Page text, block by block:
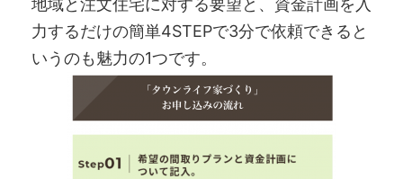
地域と注文住宅に対する要望と、資金計画を入
力するだけの簡単4STEPで3分で依頼できると
いうのも魅力の1つです。